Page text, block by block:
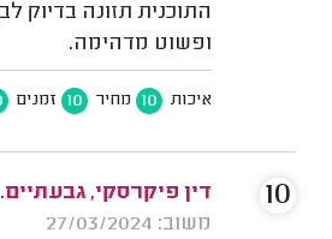
התוכנית תזונה בדיוק
ופשוט מדהימה.
איכות 10 מחיר 10 זמנים
דין פיקרסקי, גבעתיים.
משוב: 27/03/2024
10